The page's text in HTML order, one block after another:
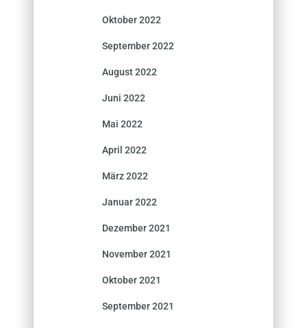
Oktober 2022
September 2022
August 2022
Juni 2022
Mai 2022
April 2022
März 2022
Januar 2022
Dezember 2021
November 2021
Oktober 2021
September 2021